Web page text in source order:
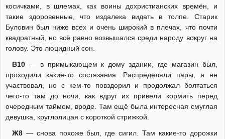
косичками, в шлемах, как воины дохристианских времён, и
такие здоровенные, что издалека видать в толпе. Старик
Буловин был ниже всех и очень широкий в плечах, что почти
квадратный, но всё равно возвышался среди народу вокруг на
голову. Это люцидный сон.
В10— в примыкающем к дому здании, где магазин был,
проходили какие-то состязания. Распределяли пары, я не
участвовал, но с кем-то повздорил и продолжал болтаться
чего-то там до ночи, как вдруг их привели кормить перед
очередным таймом, вроде. Там ещё была интересная смуглая
девушка, круглолицая с короткой стрижкой.
Ж8— снова похоже был, где сигил. Там какие-то дорожки